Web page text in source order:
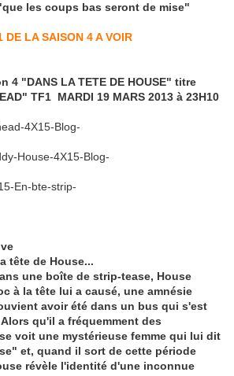
les coups bas seront de mise"
DE LA SAISON 4 A VOIR
4 "DANS LA TETE DE HOUSE" titre
TF1 MARDI 19 MARS 2013 à 23H10
une boîte de strip-tease, House
à la tête lui a causé, une amnésie
avoir été dans un bus qui s'est
qu'il a fréquemment des
voit une mystérieuse femme qui lui dit
et, quand il sort de cette période
révèle l'identité d'une inconnue